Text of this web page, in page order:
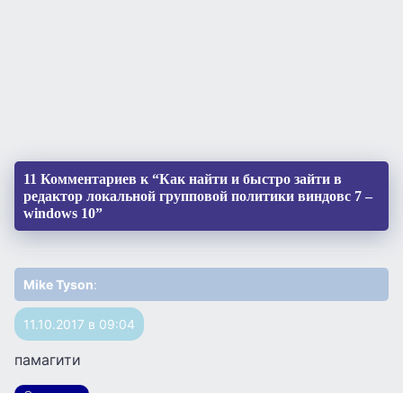
11 Комментариев к “Как найти и быстро зайти в
редактор локальной групповой политики виндовс 7 –
windows 10”
Mike Tyson:
11.10.2017 в 09:04
памагити